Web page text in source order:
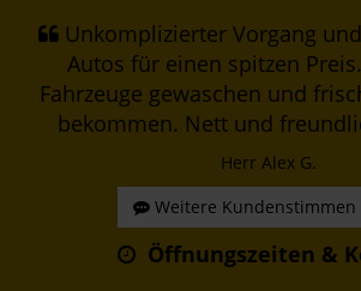
Unkomplizierter Vorgang
Autos für einen spitzen
Fahrzeuge gewaschen und
bekommen. Nett und
Herr Alex G.
Weitere Kundenstimmen
Öffnungszeiten &